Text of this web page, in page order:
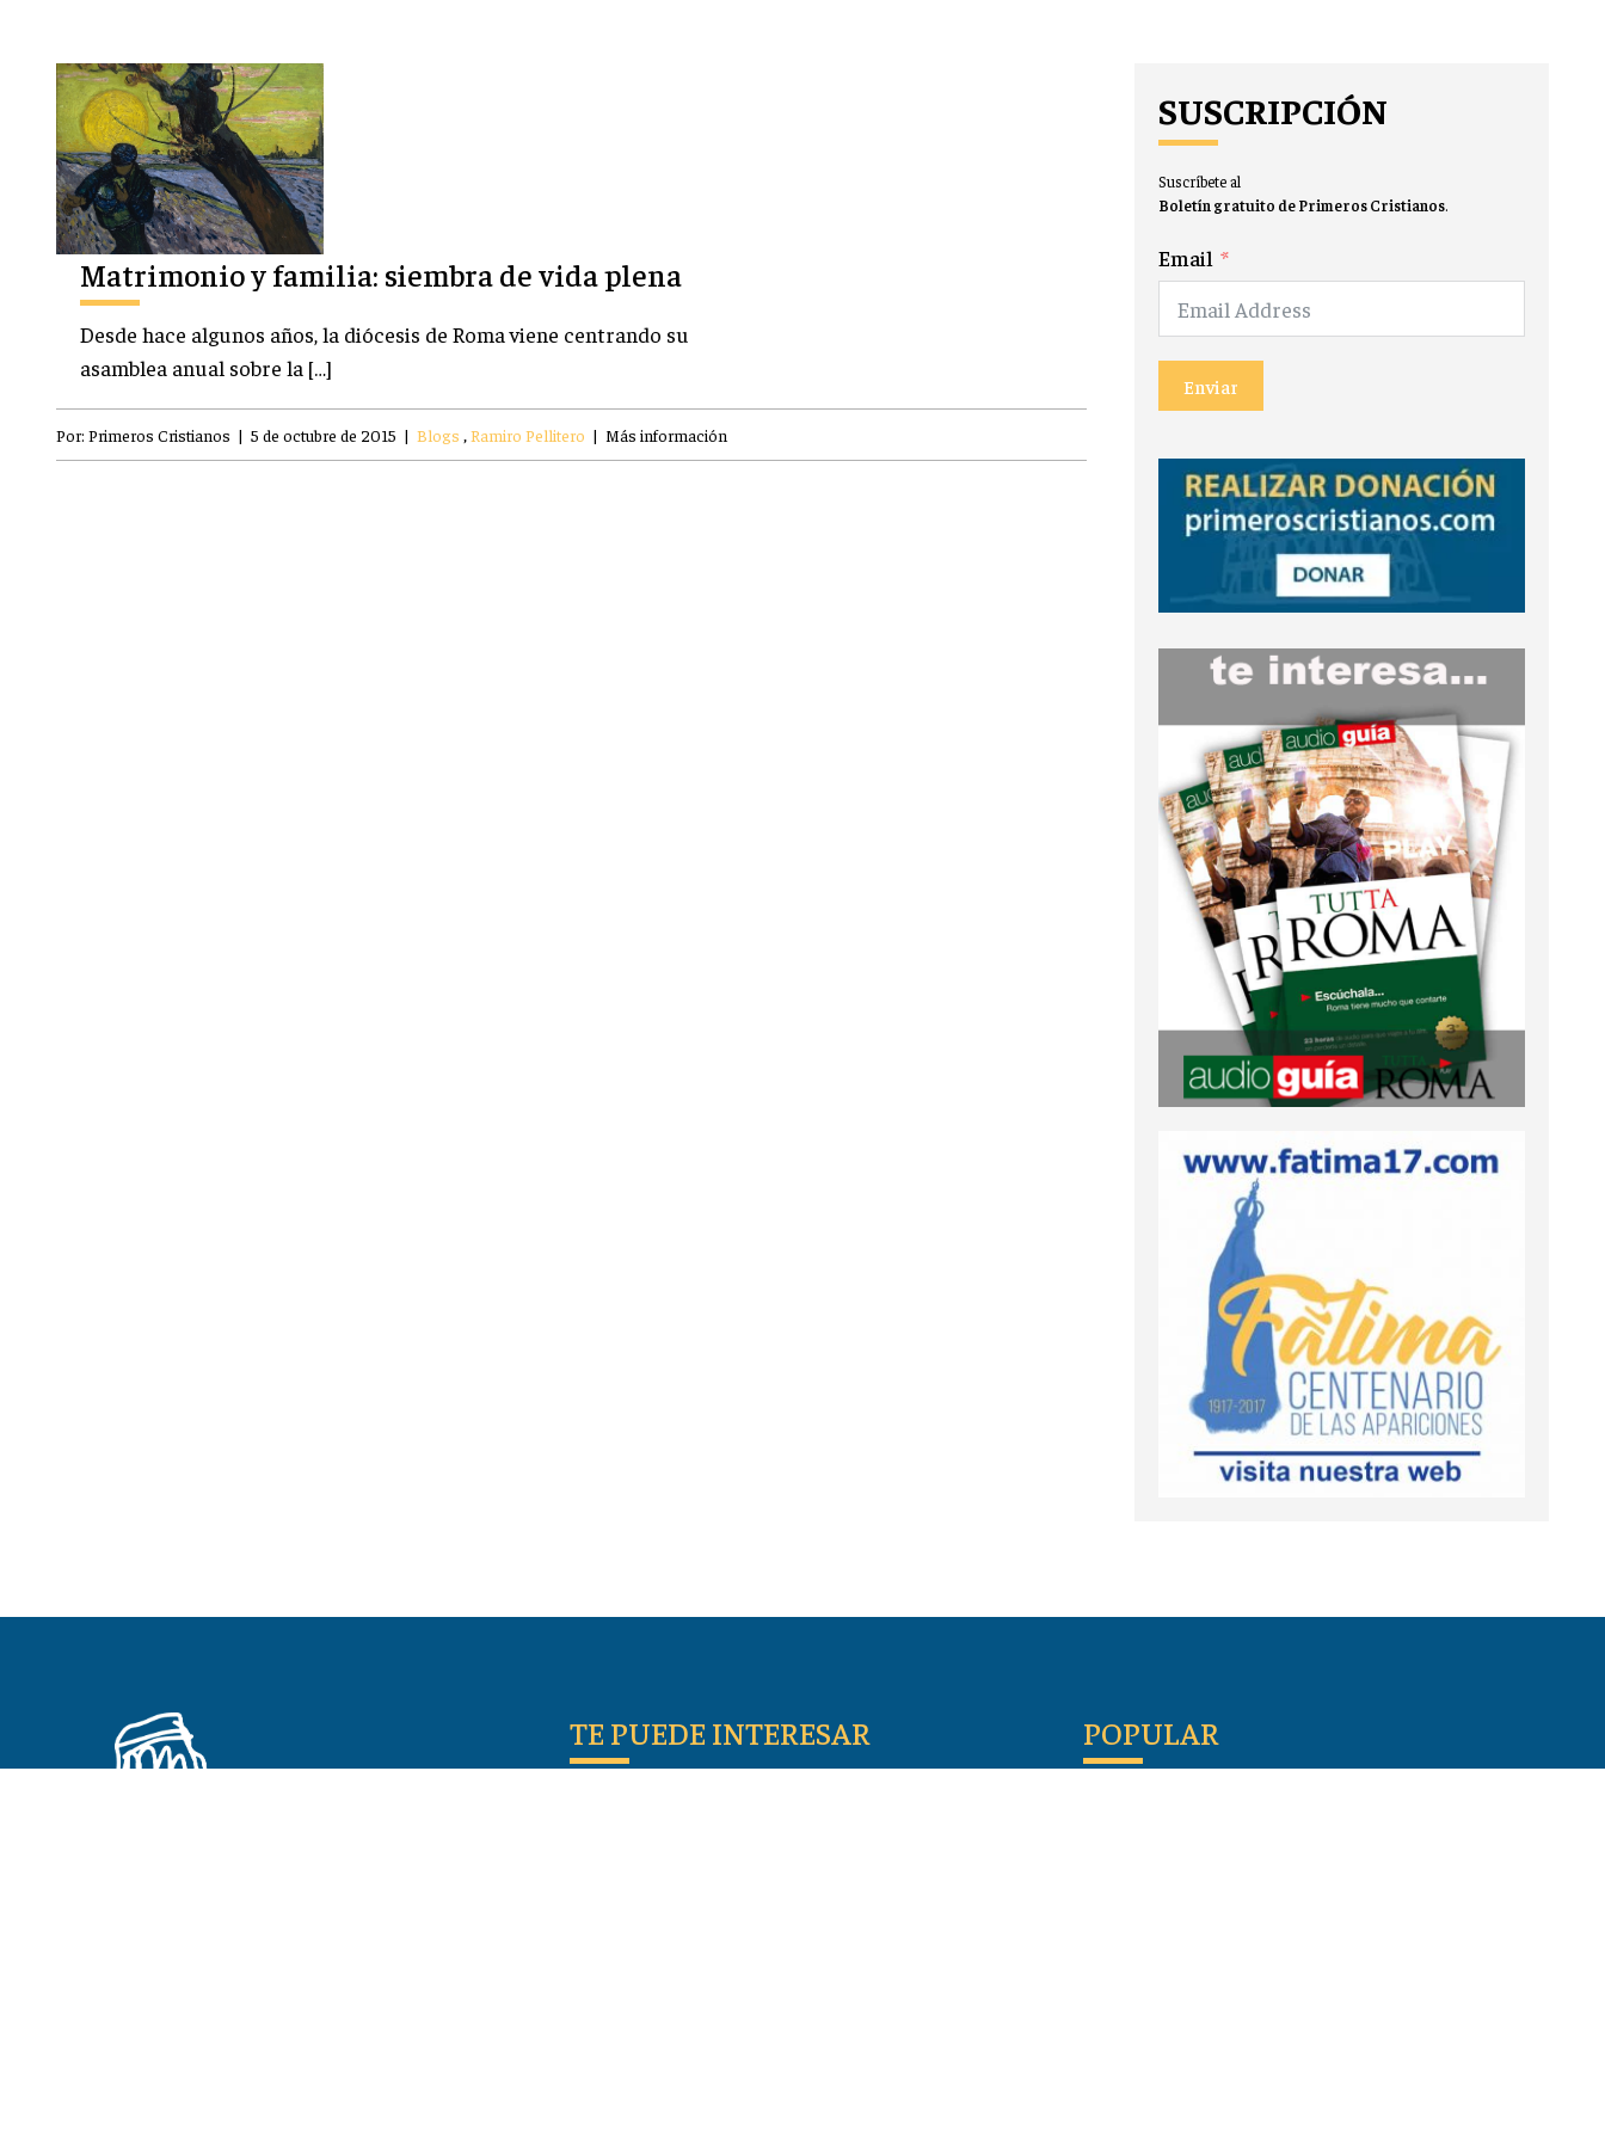
Matrimonio y familia: siembra de vida plena
Desde hace algunos años, la diócesis de Roma viene centrando su
asamblea anual sobre la […]
Por: Primeros Cristianos | 5 de octubre de 2015 | Blogs ,Ramiro Pellitero | Más información
SUSCRIPCIÓN
Suscríbete al
Boletín gratuito de Primeros Cristianos.
Email
Enviar
TE PUEDE INTERESAR POPULAR